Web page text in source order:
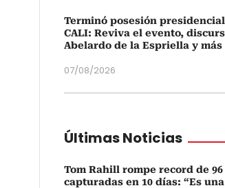
Terminó posesión
CALI: Reviva el evento,
Abelardo de la Espriella y más
07/08/2026
Últimas Noticias
Tom Rahill rompe record de
capturadas en 10 días: “Es